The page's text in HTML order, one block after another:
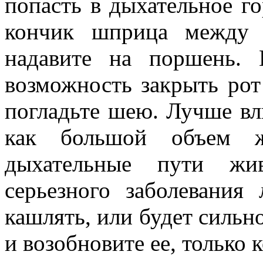
кончик шприца между
надавите на
возможность закрыть
погладьте шею. Лучше
как большой объем
дыхательные пути
серьезного
кашлять, или будет
и возобновите ее, только